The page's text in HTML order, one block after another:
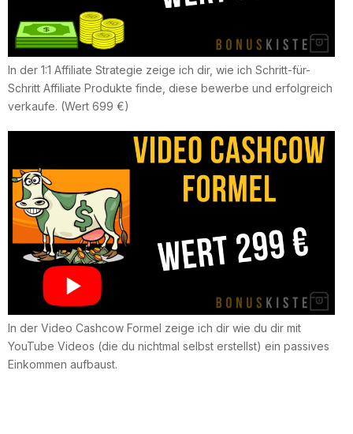
In der 1:1 Affiliate Strategie zeige ich dir, wie ich Schritt-für-
Schritt Affiliate Produkte finde, diese bewerbe und erfolgreich
verkaufe. (Wert 699 €)
In der Video Cashcow Formel zeige ich dir wie du dir mit
YouTube Videos (die du nichtmal selbst erstellst) ein passives
Einkommen aufbaust.